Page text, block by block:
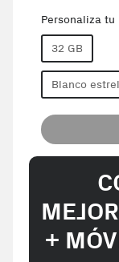
Personaliza tu
32 GB
Blanco
+